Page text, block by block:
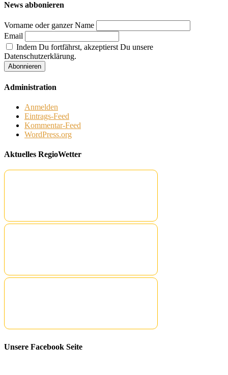
News abbonieren
Vorname oder ganzer Name
Email
Indem Du fortfährst, akzeptierst Du unsere
Datenschutzerklärung.
Administration
Anmelden
Eintrags-Feed
Kommentar-Feed
WordPress.org
Aktuelles RegioWetter
Unsere Facebook Seite